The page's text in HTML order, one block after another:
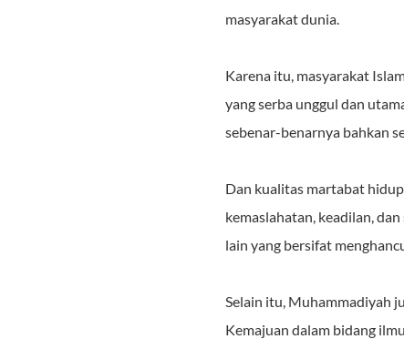
masyarakat dunia.
Karena itu, masyarakat
yang serba unggul dan
sebenar-benarnya bahkan
Dan kualitas martabat
kemaslahatan, keadilan,
lain yang bersifat
Selain itu, Muhammadiyah
Kemajuan dalam bidang